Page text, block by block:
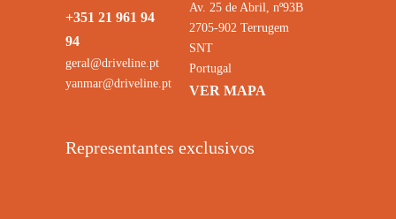
+351 21 961 94
94
geral@driveline.pt
yanmar@driveline.pt
Av. 25 de Abril, nº93B
2705-902 Terrugem
SNT
Portugal
VER MAPA
Representantes exclusivos